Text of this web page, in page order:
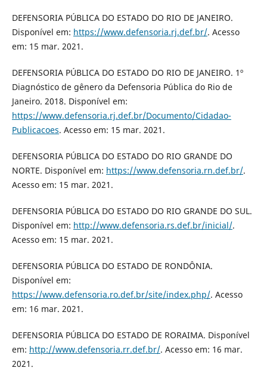
DEFENSORIA PÚBLICA DO ESTADO DO RIO DE JANEIRO.
Disponível em: https://www.defensoria.rj.def.br/. Acesso
em: 15 mar. 2021.
DEFENSORIA PÚBLICA DO ESTADO DO RIO DE JANEIRO. 1º
Diagnóstico de gênero da Defensoria Pública do Rio de
Janeiro. 2018. Disponível em:
https://www.defensoria.rj.def.br/Documento/Cidadao-
Publicacoes. Acesso em: 15 mar. 2021.
DEFENSORIA PÚBLICA DO ESTADO DO RIO GRANDE DO
NORTE. Disponível em: https://www.defensoria.rn.def.br/.
Acesso em: 15 mar. 2021.
DEFENSORIA PÚBLICA DO ESTADO DO RIO GRANDE DO SUL.
Disponível em: http://www.defensoria.rs.def.br/inicial/.
Acesso em: 15 mar. 2021.
DEFENSORIA PÚBLICA DO ESTADO DE RONDÔNIA.
Disponível em:
https://www.defensoria.ro.def.br/site/index.php/. Acesso
em: 16 mar. 2021.
DEFENSORIA PÚBLICA DO ESTADO DE RORAIMA. Disponível
em: http://www.defensoria.rr.def.br/. Acesso em: 16 mar.
2021.